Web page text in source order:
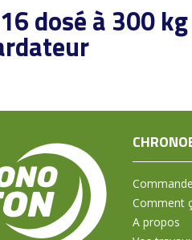
dosé à 300
Comment
A propos